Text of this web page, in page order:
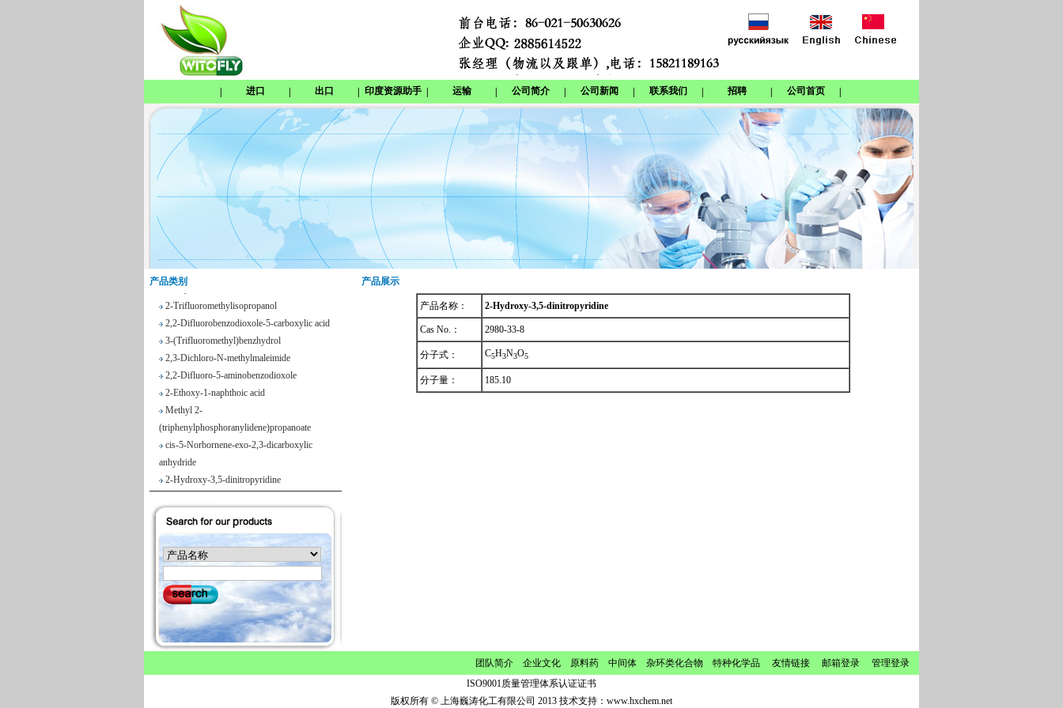
进口 出口 印度资源助手 运输 公司简介 公司新闻 联系我们 招聘 公司首页
产品类别
Tetrabenazine
1,8-Naphthosultone
Chloramben
2,2,2-Trifluoroethyl 4-
methylbenzenesulfonate
Phenyl trifluoroacetate
2-Trifluoromethylisopropanol
2,2-Difluorobenzodioxole-5-carboxylic acid
3-(Trifluoromethyl)benzhydrol
2,3-Dichloro-N-methylmaleimide
2,2-Difluoro-5-aminobenzodioxole
2-Ethoxy-1-naphthoic acid
Methyl 2-
(triphenylphosphoranylidene)propanoate
cis-5-Norbornene-exo-2,3-dicarboxylic
anhydride
2-Hydroxy-3,5-dinitropyridine
Iodobenzene diacetate
4-Chloropyrrolo[2,3-d]pyrimidine
Maslinic acid
Tetrahydro-2H-pyran-4-carboxylic acid
Ethyl 2-
(triphenylphosphoranylidene)propionate
Methyl 3-methoxyacrylate
1H-Benzimidazole-5-carbonitrile
Vegiben 2E
Thiooctanoic acid
产品展示
产品名称： 2-Hydroxy-3,5-dinitropyridine
Cas No.： 2980-33-8
分子式： C5H3N3O5
分子量： 185.10
团队简介 企业文化 原料药 中间体 杂环类化合物 特种化学品 友情链接 邮箱登录
管理登录
ISO9001质量管理体系认证证书
版权所有 © 上海巍涛化工有限公司 2013 技术支持： www.hxchem.net